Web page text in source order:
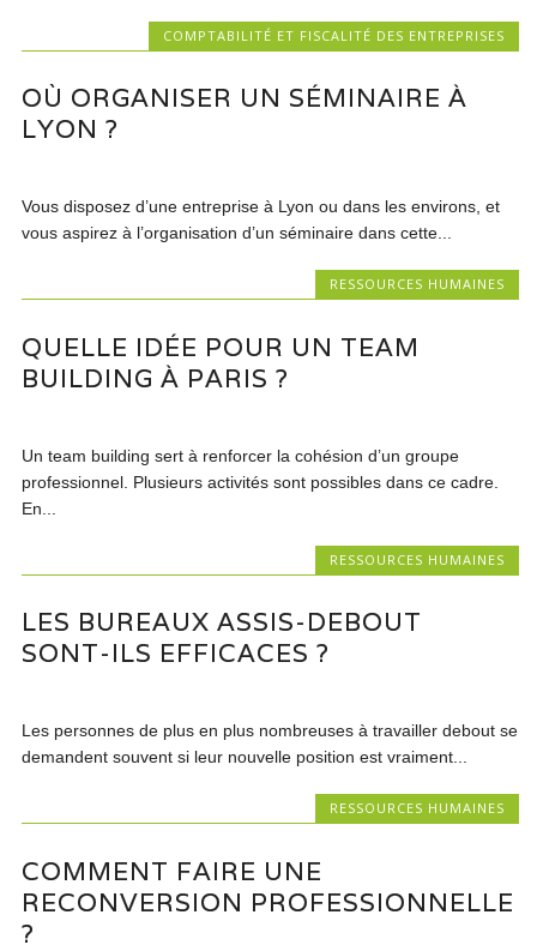
COMPTABILITÉ ET FISCALITÉ DES ENTREPRISES
OÙ ORGANISER UN SÉMINAIRE À
LYON ?
Vous disposez d’une entreprise à Lyon ou dans les environs, et
vous aspirez à l’organisation d’un séminaire dans cette...
RESSOURCES HUMAINES
QUELLE IDÉE POUR UN TEAM
BUILDING À PARIS ?
Un team building sert à renforcer la cohésion d’un groupe
professionnel. Plusieurs activités sont possibles dans ce cadre.
En...
RESSOURCES HUMAINES
LES BUREAUX ASSIS-DEBOUT
SONT-ILS EFFICACES ?
Les personnes de plus en plus nombreuses à travailler debout se
demandent souvent si leur nouvelle position est vraiment...
RESSOURCES HUMAINES
COMMENT FAIRE UNE
RECONVERSION PROFESSIONNELLE
?